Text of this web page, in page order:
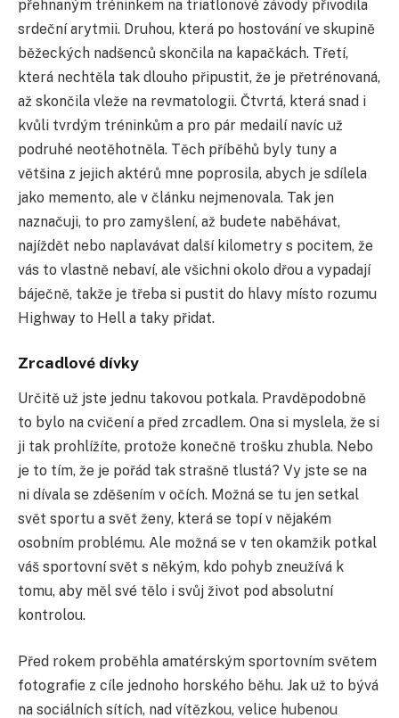
přehnaným tréninkem na triatlonové závody přivodila
srdeční arytmii. Druhou, která po hostování ve skupině
běžeckých nadšenců skončila na kapačkách. Třetí,
která nechtěla tak dlouho připustit, že je přetrénovaná,
až skončila vleže na revmatologii. Čtvrtá, která snad i
kvůli tvrdým tréninkům a pro pár medailí navíc už
podruhé neotěhotněla. Těch příběhů byly tuny a
většina z jejich aktérů mne poprosila, abych je sdílela
jako memento, ale v článku nejmenovala. Tak jen
naznačuji, to pro zamyšlení, až budete naběhávat,
najíždět nebo naplavávat další kilometry s pocitem, že
vás to vlastně nebaví, ale všichni okolo dřou a vypadají
báječně, takže je třeba si pustit do hlavy místo rozumu
Highway to Hell a taky přidat.
Zrcadlové dívky
Určitě už jste jednu takovou potkala. Pravděpodobně
to bylo na cvičení a před zrcadlem. Ona si myslela, že si
ji tak prohlížíte, protože konečně trošku zhubla. Nebo
je to tím, že je pořád tak strašně tlustá? Vy jste se na
ni dívala se zděšením v očích. Možná se tu jen setkal
svět sportu a svět ženy, která se topí v nějakém
osobním problému. Ale možná se v ten okamžik potkal
váš sportovní svět s někým, kdo pohyb zneužívá k
tomu, aby měl své tělo i svůj život pod absolutní
kontrolou.
Před rokem proběhla amatérským sportovním světem
fotografie z cíle jednoho horského běhu. Jak už to bývá
na sociálních sítích, nad vítězkou, velice hubenou